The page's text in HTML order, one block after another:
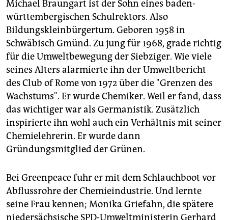
Michael Braungart ist der Sohn eines baden-
württembergischen Schulrektors. Also
Bildungskleinbürgertum. Geboren 1958 in
Schwäbisch Gmünd. Zu jung für 1968, grade richtig
für die Umweltbewegung der Siebziger. Wie viele
seines Alters alarmierte ihn der Umweltbericht
des Club of Rome von 1972 über die "Grenzen des
Wachstums". Er wurde Chemiker. Weil er fand, dass
das wichtiger war als Germanistik. Zusätzlich
inspirierte ihn wohl auch ein Verhältnis mit seiner
Chemielehrerin. Er wurde dann
Gründungsmitglied der Grünen.
Bei Greenpeace fuhr er mit dem Schlauchboot vor
Abflussrohre der Chemieindustrie. Und lernte
seine Frau kennen; Monika Griefahn, die spätere
niedersächsische SPD-Umweltministerin Gerhard